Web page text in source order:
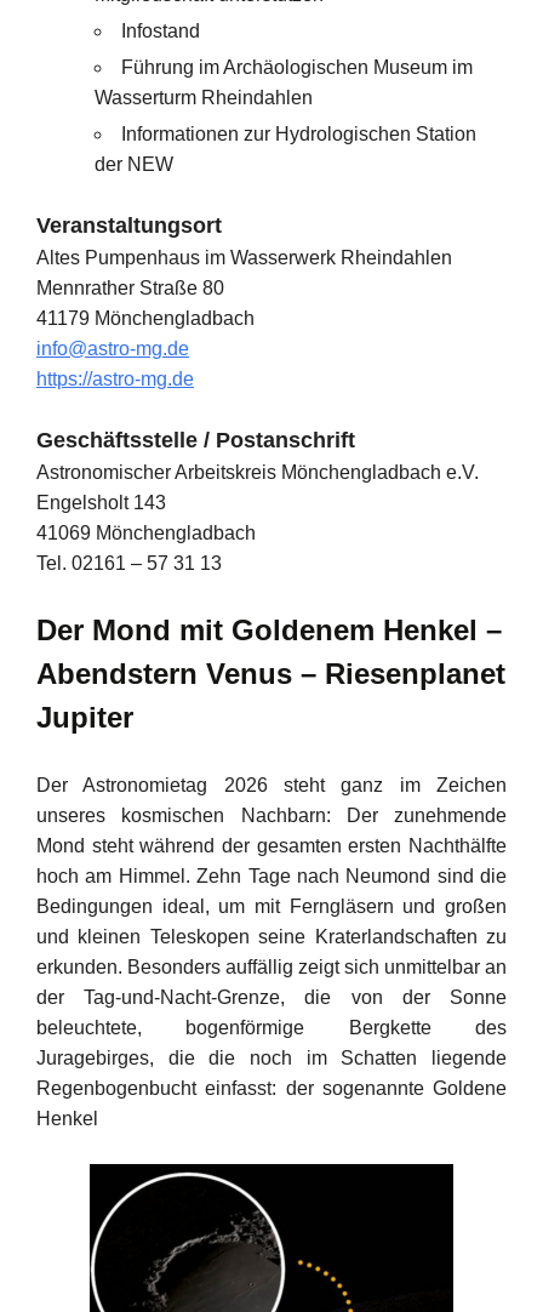
Infostand
Führung im Archäologischen Museum im
Wasserturm Rheindahlen
Informationen zur Hydrologischen Station
der NEW
Veranstaltungsort
Altes Pumpenhaus im Wasserwerk Rheindahlen
Mennrather Straße 80
41179 Mönchengladbach
info@astro-mg.de
https://astro-mg.de
Geschäftsstelle / Postanschrift
Astronomischer Arbeitskreis Mönchengladbach e.V.
Engelsholt 143
41069 Mönchengladbach
Tel. 02161 – 57 31 13
Der Mond mit Goldenem Henkel –
Abendstern Venus – Riesenplanet
Jupiter
Der Astronomietag 2026 steht ganz im Zeichen
unseres kosmischen Nachbarn: Der zunehmende
Mond steht während der gesamten ersten Nachthälfte
hoch am Himmel. Zehn Tage nach Neumond sind die
Bedingungen ideal, um mit Ferngläsern und großen
und kleinen Teleskopen seine Kraterlandschaften zu
erkunden. Besonders auffällig zeigt sich unmittelbar an
der Tag-und-Nacht-Grenze, die von der Sonne
beleuchtete, bogenförmige Bergkette des
Juragebirges, die die noch im Schatten liegende
Regenbogenbucht einfasst: der sogenannte Goldene
Henkel